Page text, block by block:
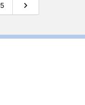
5